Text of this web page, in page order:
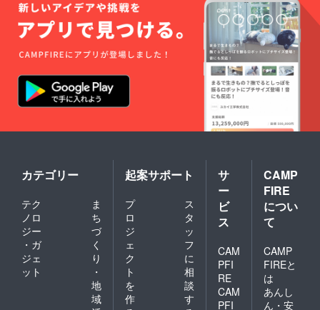
カテゴリー
テク
ノロ
ジー
・ガ
ジェ
ット
ま
ち
づ
く
り
・
地
域
起案サポート
プ
ロ
ジ
ェ
ク
ト
を
作
ス
タ
ッ
フ
に
相
談
す
サ
ー
ビ
ス
CAM
PFI
RE
CAM
PFI
CAMP
FIRE
につい
て
CAMP
FIREと
は
あんし
ん・安